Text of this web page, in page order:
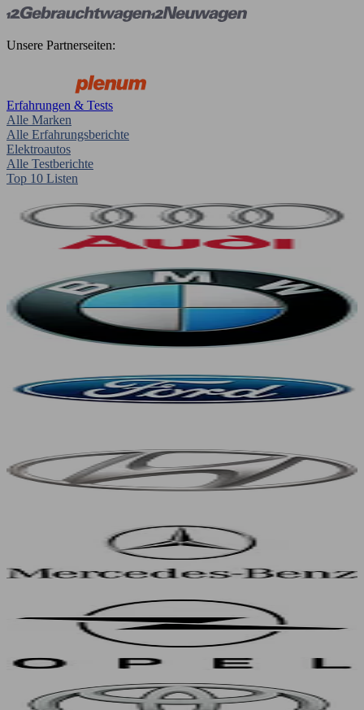
Unsere Partnerseiten:
Erfahrungen & Tests
Alle Marken
Alle Erfahrungsberichte
Elektroautos
Alle Testberichte
Top 10 Listen